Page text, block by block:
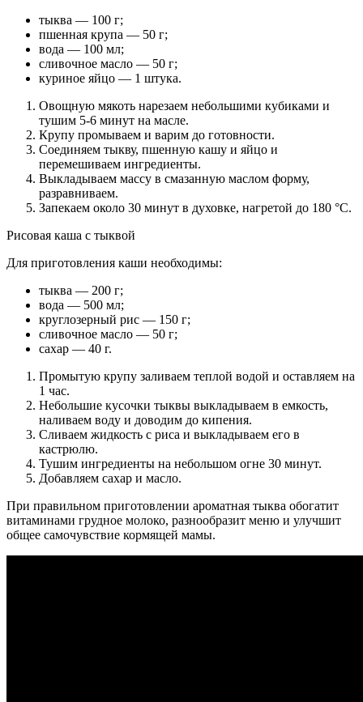
тыква — 100 г;
пшенная крупа — 50 г;
вода — 100 мл;
сливочное масло — 50 г;
куриное яйцо — 1 штука.
Овощную мякоть нарезаем небольшими кубиками и
тушим 5-6 минут на масле.
Крупу промываем и варим до готовности.
Соединяем тыкву, пшенную кашу и яйцо и
перемешиваем ингредиенты.
Выкладываем массу в смазанную маслом форму,
разравниваем.
Запекаем около 30 минут в духовке, нагретой до 180 °С.
Рисовая каша с тыквой
Для приготовления каши необходимы:
тыква — 200 г;
вода — 500 мл;
круглозерный рис — 150 г;
сливочное масло — 50 г;
сахар — 40 г.
Промытую крупу заливаем теплой водой и оставляем на
1 час.
Небольшие кусочки тыквы выкладываем в емкость,
наливаем воду и доводим до кипения.
Сливаем жидкость с риса и выкладываем его в
кастрюлю.
Тушим ингредиенты на небольшом огне 30 минут.
Добавляем сахар и масло.
При правильном приготовлении ароматная тыква обогатит
витаминами грудное молоко, разнообразит меню и улучшит
общее самочувствие кормящей мамы.